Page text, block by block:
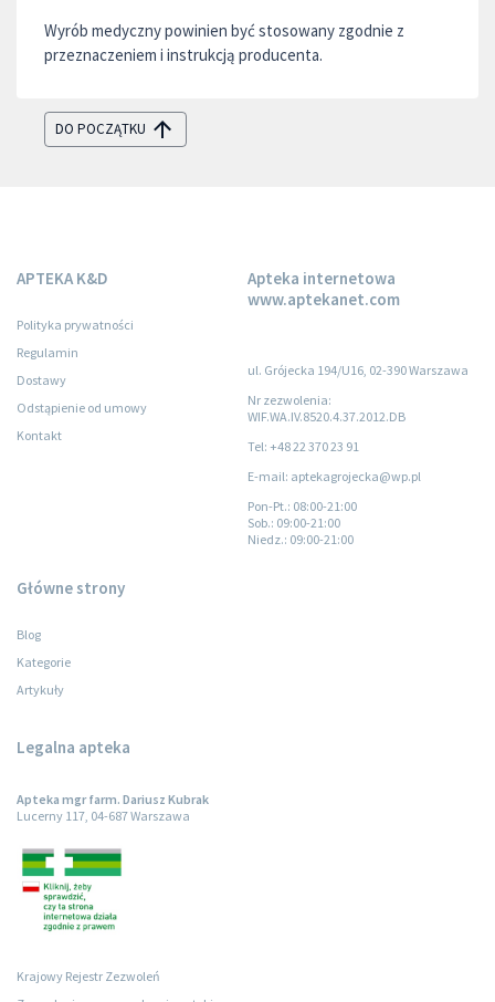
Wyrób medyczny powinien być stosowany zgodnie z
przeznaczeniem i instrukcją producenta.
DO POCZĄTKU
APTEKA K&D
Polityka prywatności
Regulamin
Dostawy
Odstąpienie od umowy
Kontakt
Apteka internetowa
www.aptekanet.com
ul. Grójecka 194/U16, 02-390 Warszawa
Nr zezwolenia:
WIF.WA.IV.8520.4.37.2012.DB
Tel: +48 22 370 23 91
E-mail: aptekagrojecka@wp.pl
Pon-Pt.: 08:00-21:00
Sob.: 09:00-21:00
Niedz.: 09:00-21:00
Główne strony
Blog
Kategorie
Artykuły
Legalna apteka
Apteka mgr farm. Dariusz Kubrak
Lucerny 117, 04-687 Warszawa
Krajowy Rejestr Zezwoleń